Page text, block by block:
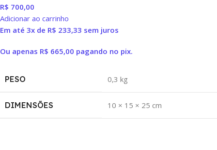
R$ 700,00
Adicionar ao carrinho
Em até 3x de R$ 233,33 sem juros
Ou apenas R$ 665,00 pagando no pix.
PESO 0,3 kg
DIMENSÕES 10 × 15 × 25 cm